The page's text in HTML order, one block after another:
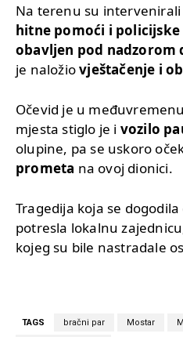
Na terenu su
hitne pomoći i
obavljen pod nadzorom
je naložiovještačenje i
Očevid je u
mjesta stiglo je i vozilo
olupine, pa se uskoro
prometa na ovoj dionici.
Tragedija koja se
potresla lokalnu
kojeg su bile nastradale
TAGS bračni par Mostar